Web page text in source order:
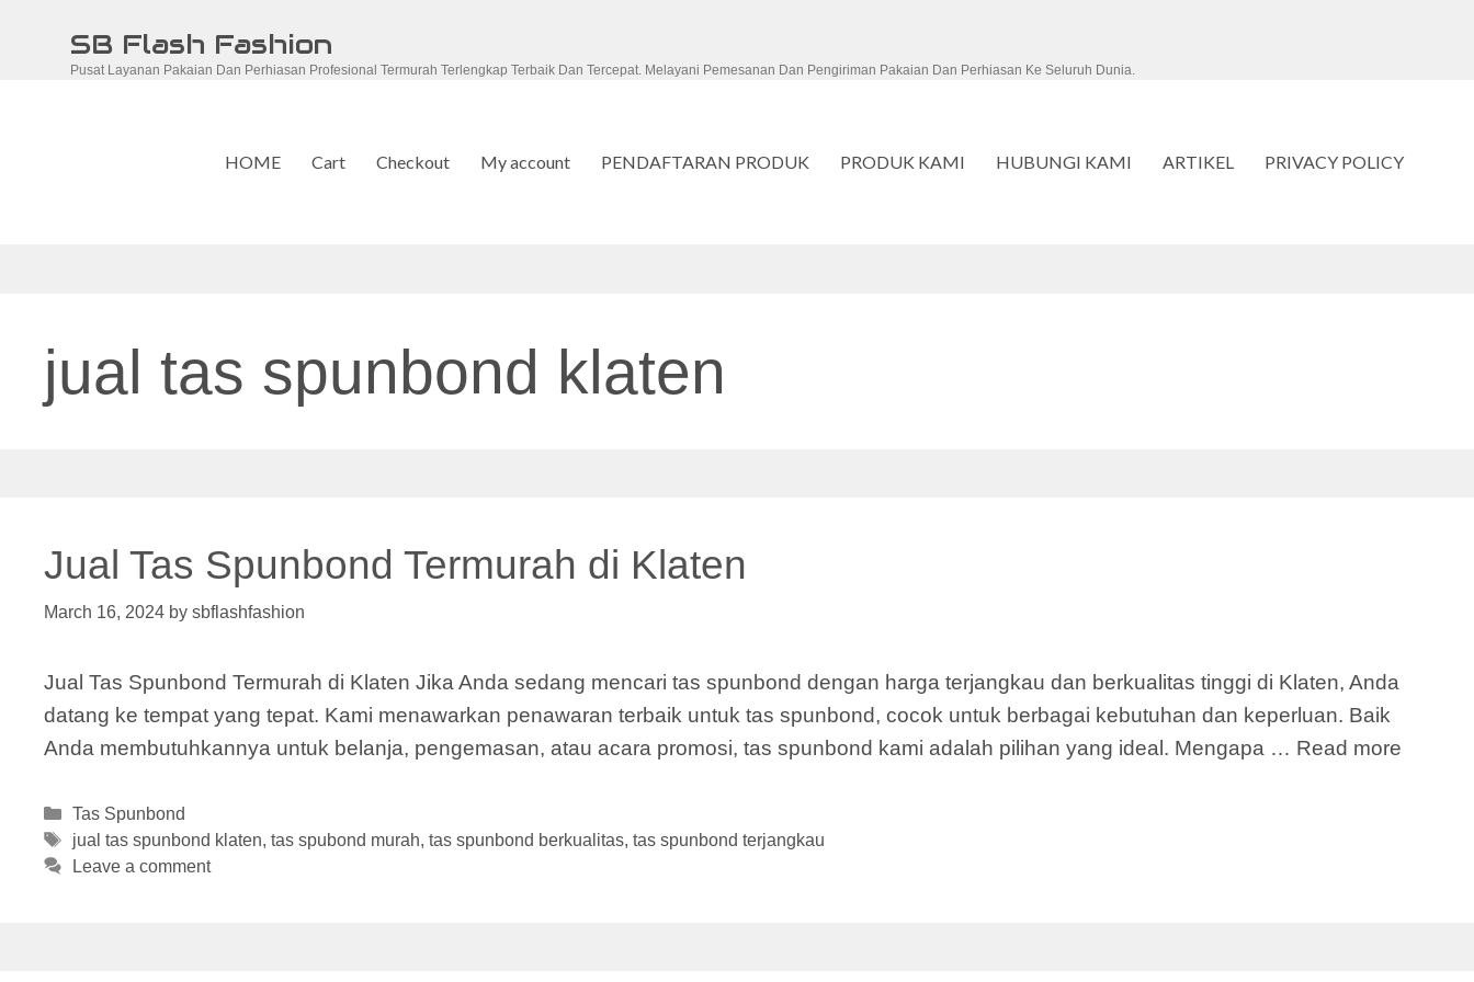
SB Flash Fashion
Pusat Layanan Pakaian Dan Perhiasan Profesional Termurah Terlengkap Terbaik Dan Tercepat. Melayani Pemesanan Dan Pengiriman Pakaian Dan Perhiasan Ke Seluruh Dunia.
HOME Cart Checkout My account PENDAFTARAN PRODUK PRODUK KAMI HUBUNGI KAMI ARTIKEL PRIVACY POLICY
jual tas spunbond klaten
Jual Tas Spunbond Termurah di Klaten
March 16, 2024 by sbflashfashion
Jual Tas Spunbond Termurah di Klaten Jika Anda sedang mencari tas spunbond dengan harga terjangkau dan berkualitas tinggi di Klaten, Anda
datang ke tempat yang tepat. Kami menawarkan penawaran terbaik untuk tas spunbond, cocok untuk berbagai kebutuhan dan keperluan. Baik
Anda membutuhkannya untuk belanja, pengemasan, atau acara promosi, tas spunbond kami adalah pilihan yang ideal. Mengapa … Read more
Categories
Tas Spunbond
Tags
jual tas spunbond klaten, tas spubond murah, tas spunbond berkualitas, tas spunbond terjangkau
Leave a comment